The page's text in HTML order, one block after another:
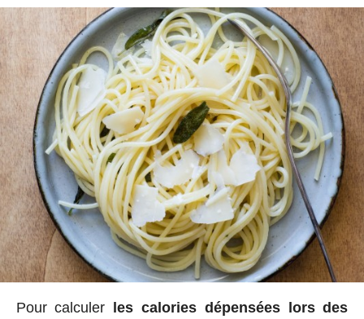
Pour calculer les calories dépensées lors des